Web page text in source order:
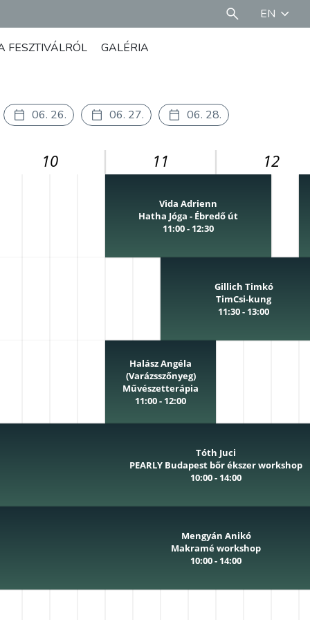
EN
FESZTIVÁLRÓL GALÉRIA
06. 26. 06. 27. 06. 28.
10 11 12
Vida Adrienn
Hatha Jóga - Ébredő út
11:00 - 12:30
Gillich Timkó
TimCsi-kung
11:30 - 13:00
Halász Angéla
(Varázsszőnyeg)
Művészetterápia
11:00 - 12:00
Tóth Juci
PEARLY Budapest bőr ékszer workshop
10:00 - 14:00
Mengyán Anikó
Makramé workshop
10:00 - 14:00